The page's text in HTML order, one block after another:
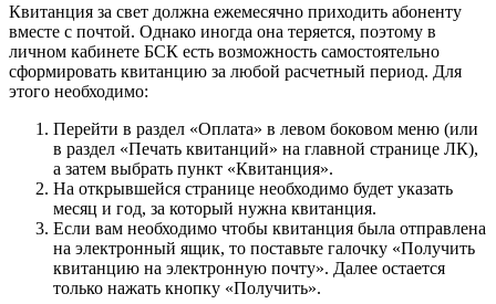
Квитанция за свет должна ежемесячно приходить абоненту
вместе с почтой. Однако иногда она теряется, поэтому в
личном кабинете БСК есть возможность самостоятельно
сформировать квитанцию за любой расчетный период. Для
этого необходимо:
Перейти в раздел «Оплата» в левом боковом меню (или
в раздел «Печать квитанций» на главной странице ЛК),
а затем выбрать пункт «Квитанция».
На открывшейся странице необходимо будет указать
месяц и год, за который нужна квитанция.
Если вам необходимо чтобы квитанция была отправлена
на электронный ящик, то поставьте галочку «Получить
квитанцию на электронную почту». Далее остается
только нажать кнопку «Получить».